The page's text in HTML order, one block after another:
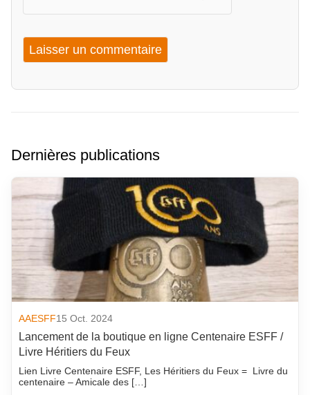
Dernières publications
AAESFF15 Oct. 2024
Lancement de la boutique en ligne Centenaire ESFF /
Livre Héritiers du Feux
Lien Livre Centenaire ESFF, Les Héritiers du Feux = Livre du
centenaire – Amicale des […]